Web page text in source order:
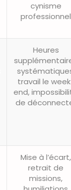
cynisme
professionnel
Heures
travail le
end,
de
Mise à l’écart,
retrait de
missions,